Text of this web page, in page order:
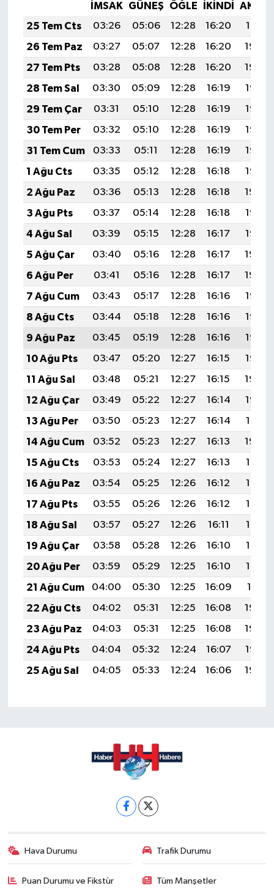
İMSAK GÜNEŞ ÖĞLE İKINDI
25 Tem Cts
03:26 05:06 12:28 16:20
19:41
26 Tem Paz
03:27 05:07 12:28 16:20
19:40
27 Tem Pts
03:28 05:08 12:28 16:20
19:39
28 Tem Sal
03:30 05:09 12:28 16:19
19:38
29 Tem Çar
03:31 05:10 12:28 16:19
19:37
30 Tem Per
03:32 05:10 12:28 16:19
19:36
31 Tem Cum
03:33 05:11 12:28 16:19
19:36
1 Ağu Cts
03:35 05:12 12:28 16:18
19:35
2 Ağu Paz
03:36 05:13 12:28 16:18
19:34
3 Ağu Pts
03:37 05:14 12:28 16:18
19:33
4 Ağu Sal
03:39 05:15 12:28 16:17
19:32
5 Ağu Çar
03:40 05:16 12:28 16:17
19:30
6 Ağu Per
03:41 05:16 12:28 16:17
19:29
7 Ağu Cum
03:43 05:17 12:28 16:16
19:28
8 Ağu Cts
03:44 05:18 12:28 16:16
19:27
9 Ağu Paz
03:45 05:19 12:28 16:16
19:26
10 Ağu Pts
03:47 05:20 12:27 16:15
19:25
11 Ağu Sal
03:48 05:21 12:27 16:15
19:24
12 Ağu Çar
03:49 05:22 12:27 16:14
19:22
13 Ağu Per
03:50 05:23 12:27 16:14
19:21
14 Ağu Cum
03:52 05:23 12:27 16:13
19:20
15 Ağu Cts
03:53 05:24 12:27 16:13
19:19
16 Ağu Paz
03:54 05:25 12:26 16:12
19:17
17 Ağu Pts
03:55 05:26 12:26 16:12
19:16
18 Ağu Sal
03:57 05:27 12:26 16:11
19:15
19 Ağu Çar
03:58 05:28 12:26 16:10
19:13
20 Ağu Per
03:59 05:29 12:25 16:10
19:12
21 Ağu Cum
04:00 05:30 12:25 16:09
19:11
22 Ağu Cts
04:02 05:31 12:25 16:08
19:09
23 Ağu Paz
04:03 05:31 12:25 16:08
19:08
24 Ağu Pts
04:04 05:32 12:24 16:07
19:07
25 Ağu Sal
04:05 05:33 12:24 16:06 19:05
Hava Durumu Trafik Durumu
Puan Durumu ve Fikstür Tüm Manşetler